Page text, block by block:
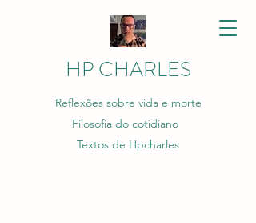
HP CHARLES
Reflexões sobre vida e morte
Filosofia do cotidiano
Textos de Hpcharles